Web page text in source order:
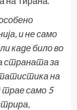
и не само
каде било во
страната за
на
само 5